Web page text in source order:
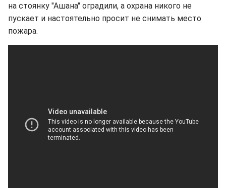
на стоянку "Ашана" оградили, а охрана никого не
пускает и настоятельно просит не снимать место
пожара.